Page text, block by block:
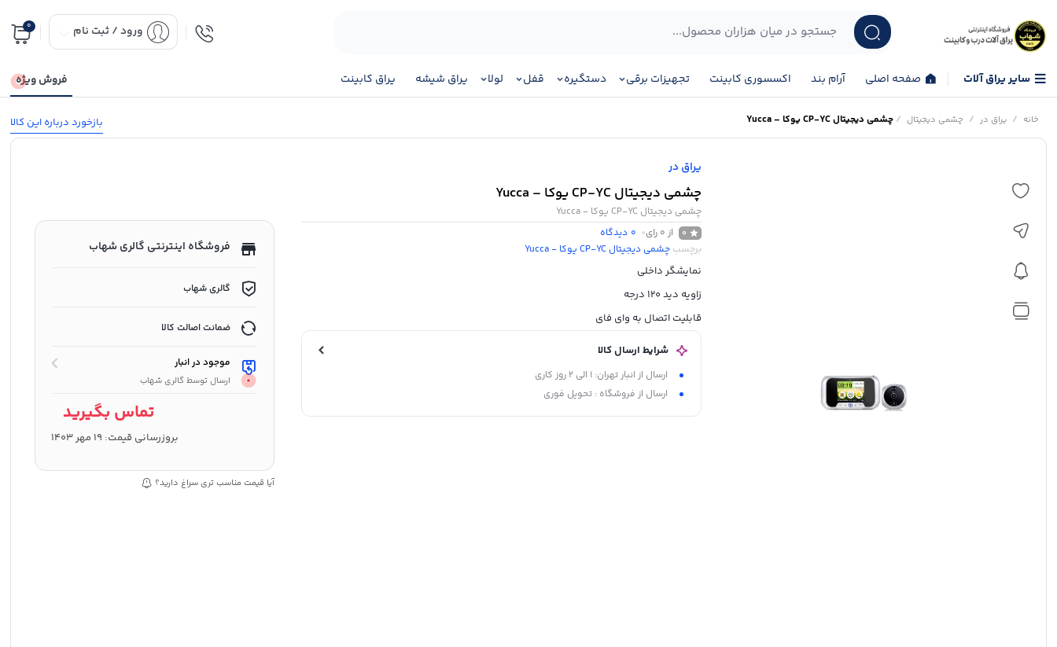
ورود / ثبت نام 0
سایر یراق آلات صفحه اصلی آرام بند اکسسوری کابینت تجهیزات برقی دستگیره قفل لولا یراق شیشه یراق کابینت فروش ویژه
بازخورد درباره این کالا خانه / یراق در / چشمی دیجیتال /چشمی دیجیتال CP-YC یوکا – Yucca
یراق در
چشمی دیجیتال CP-YC یوکا – Yucca
چشمی دیجیتال CP-YC یوکا - Yucca
0 از 0 رای 0 دیدگاه
برچسبچشمی دیجیتال CP-YC یوکا - Yucca
نمایشگر داخلی
زاویه دید 120 درجه
قابلیت اتصال به وای فای
شرایط ارسال کالا
ارسال از انبار تهران: 1 الی 2 روز کاری
ارسال از فروشگاه : تحویل فوری
فروشگاه اینترنتی گالری شهاب
گالری شهاب
ضمانت اصالت کالا
موجود در انبار
ارسال توسط گالری شهاب
تماس بگیرید
بروزرسانی قیمت: 19 مهر 1403
آیا قیمت مناسب تری سراغ دارید؟